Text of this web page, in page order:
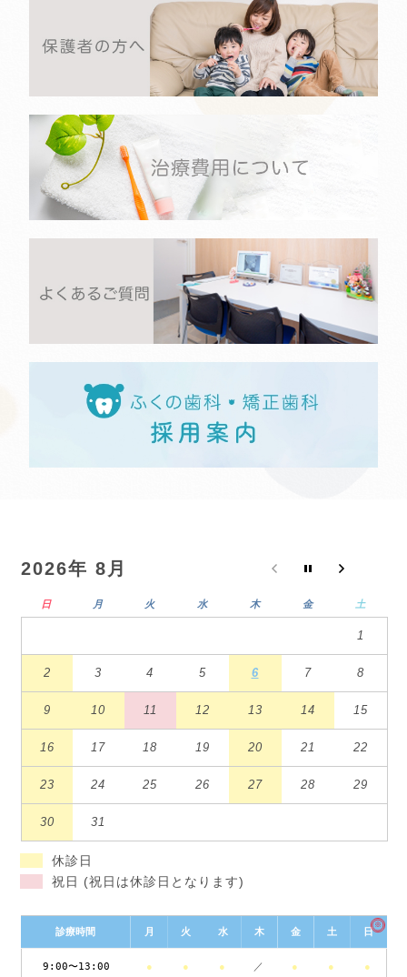
2026年 8月
日 月 火 水 木 金 土
1
2 3 4 5 6 7 8
9 10 11 12 13 14 15
16 17 18 19 20 21 22
23 24 25 26 27 28 29
30 31
休診日
祝日 (祝日は休診日となります)
診療時間 月 火 水 木 金 土 日
※
9:00〜13:00 ● ● ● ／ ● ● ●